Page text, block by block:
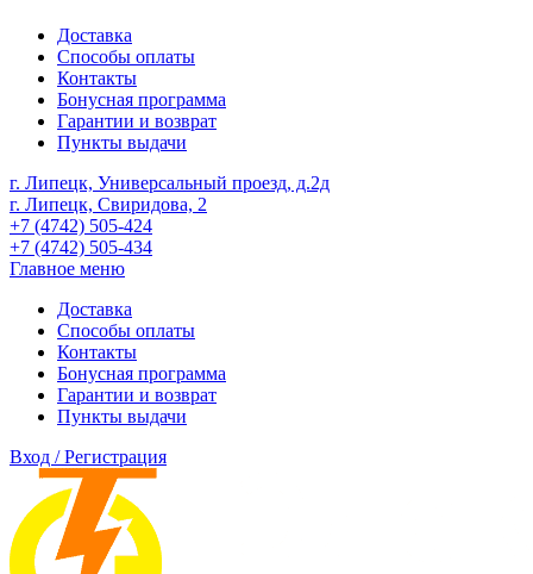
Доставка
Способы оплаты
Контакты
Бонусная программа
Гарантии и возврат
Пункты выдачи
г. Липецк, Универсальный проезд, д.2д
г. Липецк, Свиридова, 2
+7 (4742) 505-424
+7 (4742) 505-434
Главное меню
Доставка
Способы оплаты
Контакты
Бонусная программа
Гарантии и возврат
Пункты выдачи
Вход / Регистрация